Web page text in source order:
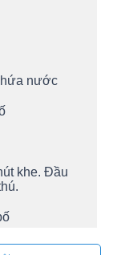
nước
khe. Đầu
dùng